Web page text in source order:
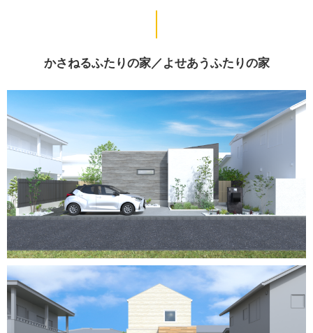
かさねるふたりの家／よせあうふたりの家